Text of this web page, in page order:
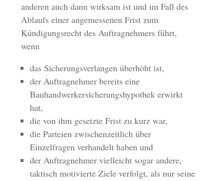
anderen auch dann wirksam ist und im Fall des
Ablaufs einer angemessenen Frist zum
Kündigungsrecht des Auftragnehmers führt,
wenn
das Sicherungsverlangen überhöht ist,
der Auftragnehmer bereits eine
Bauhandwerkersicherungshypothek erwirkt
hat,
die von ihm gesetzte Frist zu kurz war,
die Parteien zwischenzeitlich über
Einzelfragen verhandelt haben und
der Auftragnehmer vielleicht sogar andere,
taktisch motivierte Ziele verfolgt, als nur seine